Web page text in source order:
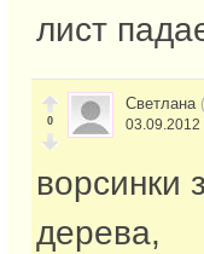
лист
0
Светлана
03.09.2012
ворсинки
дерева,